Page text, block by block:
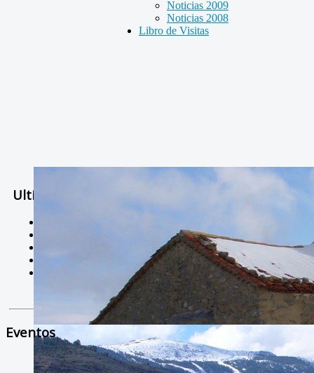
Noticias 2009
Noticias 2008
Libro de Visitas
Ultimas Noticias
La estación de esquí de Javalambre abrirán este sábado
Larga vida a las escuelas
Eventos